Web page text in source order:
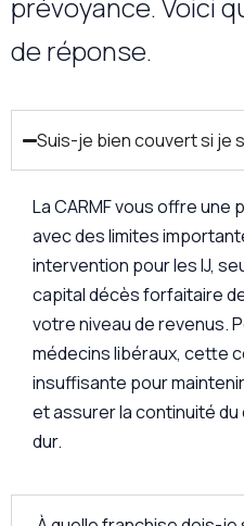
de réponse.
Suis-je bien couvert si je
La CARMF vous offre
avec des limites
intervention pour les IJ,
capital décès forfaitaire
votre niveau de revenus.
médecins libéraux, cette
insuffisante pour
et assurer la continuité
dur.